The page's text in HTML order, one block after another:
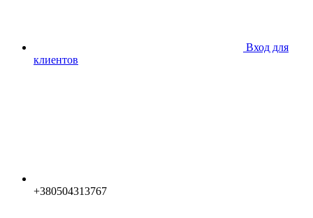
Вход для
клиентов
+380504313767